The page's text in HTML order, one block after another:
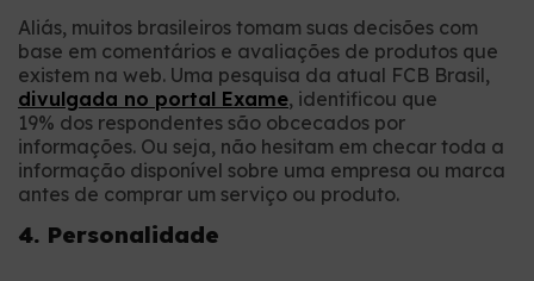
Aliás, muitos brasileiros tomam suas decisões com
base em comentários e avaliações de produtos que
existem na web. Uma pesquisa da atual FCB Brasil,
divulgada no portal Exame, identificou que
19% dos respondentes são obcecados por
informações. Ou seja, não hesitam em checar toda a
informação disponível sobre uma empresa ou marca
antes de comprar um serviço ou produto.
4. Personalidade